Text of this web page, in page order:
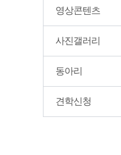
영상콘텐츠
사진갤러리
동아리
견학신청